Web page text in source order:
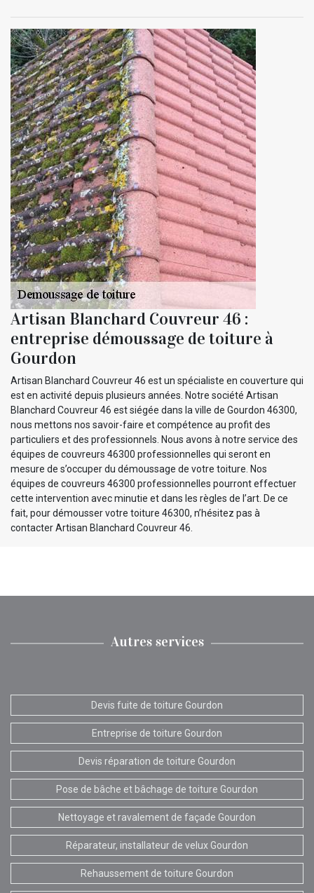
Artisan Blanchard Couvreur 46 :
entreprise démoussage de toiture à
Gourdon
Artisan Blanchard Couvreur 46 est un spécialiste en couverture qui
est en activité depuis plusieurs années. Notre société Artisan
Blanchard Couvreur 46 est siégée dans la ville de Gourdon 46300,
nous mettons nos savoir-faire et compétence au profit des
particuliers et des professionnels. Nous avons à notre service des
équipes de couvreurs 46300 professionnelles qui seront en
mesure de s’occuper du démoussage de votre toiture. Nos
équipes de couvreurs 46300 professionnelles pourront effectuer
cette intervention avec minutie et dans les règles de l’art. De ce
fait, pour démousser votre toiture 46300, n’hésitez pas à
contacter Artisan Blanchard Couvreur 46.
Autres services
Devis fuite de toiture Gourdon
Entreprise de toiture Gourdon
Devis réparation de toiture Gourdon
Pose de bâche et bâchage de toiture Gourdon
Nettoyage et ravalement de façade Gourdon
Réparateur, installateur de velux Gourdon
Rehaussement de toiture Gourdon